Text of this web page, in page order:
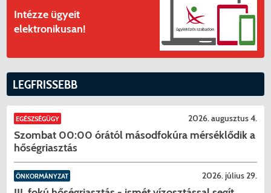
Intézze ügyeit
elektronikusan!
LEGFRISSEBB
EGÉSZSÉGÜGY 2026. augusztus 4.
Szombat 00:00 órától másodfokúra mérséklődik a
hőségriasztás
ÖNKORMÁNYZAT 2026. július 29.